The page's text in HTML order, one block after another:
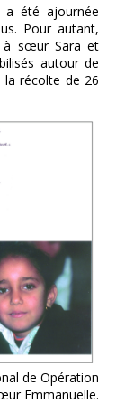
a été ajournée
Pour autant,
à sœur Sara et
autour de
récolte de 26
de Opération
Emmanuelle.